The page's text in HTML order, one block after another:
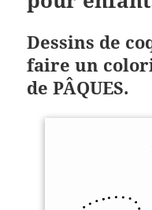
Dessins de
faire un
de PÂQUES.